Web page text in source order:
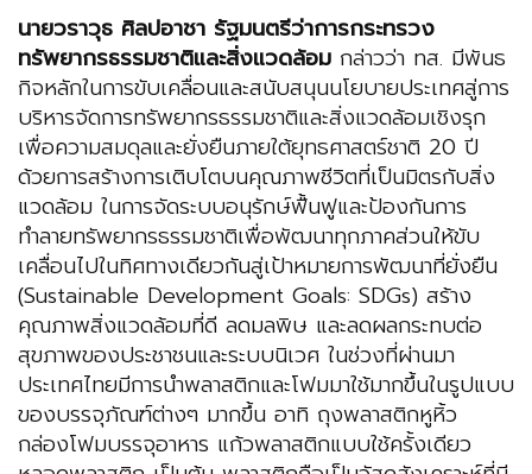
นายวราวุธ ศิลปอาชา รัฐมนตรีว่าการกระทรวง
ทรัพยากรธรรมชาติและสิ่งแวดล้อม กล่าวว่า ทส. มีพันธ
กิจหลักในการขับเคลื่อนและสนับสนุนนโยบายประเทศสู่การ
บริหารจัดการทรัพยากรธรรมชาติและสิ่งแวดล้อมเชิงรุก
เพื่อความสมดุลและยั่งยืนภายใต้ยุทธศาสตร์ชาติ 20 ปี
ด้วยการสร้างการเติบโตบนคุณภาพชีวิตที่เป็นมิตรกับสิ่ง
แวดล้อม ในการจัดระบบอนุรักษ์ฟื้นฟูและป้องกันการ
ทำลายทรัพยากรธรรมชาติเพื่อพัฒนาทุกภาคส่วนให้ขับ
เคลื่อนไปในทิศทางเดียวกันสู่เป้าหมายการพัฒนาที่ยั่งยืน
(Sustainable Development Goals: SDGs) สร้าง
คุณภาพสิ่งแวดล้อมที่ดี ลดมลพิษ และลดผลกระทบต่อ
สุขภาพของประชาชนและระบบนิเวศ ในช่วงที่ผ่านมา
ประเทศไทยมีการนำพลาสติกและโฟมมาใช้มากขึ้นในรูปแบบ
ของบรรจุภัณฑ์ต่างๆ มากขึ้น อาทิ ถุงพลาสติกหูหิ้ว
กล่องโฟมบรรจุอาหาร แก้วพลาสติกแบบใช้ครั้งเดียว